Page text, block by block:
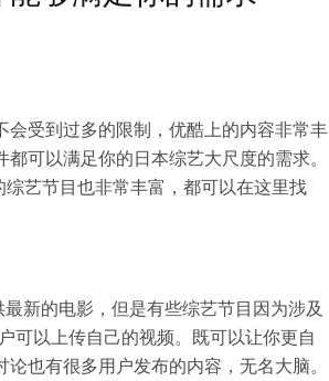
受到过多的限制，优酷上的内容非常丰
可以满足你的日本综艺大尺度的需求。
艺节目也非常丰富，都可以在这里找
新的电影，但是有些综艺节目因为涉及
可以上传自己的视频。既可以让你更自
也有很多用户发布的内容，无名大脑。